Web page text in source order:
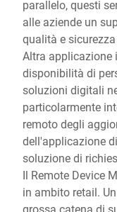
parallelo, questi
alle aziende un
qualità e
Altra applicazione
disponibilità di
soluzioni digitali
particolarmente
remoto degli
dell'applicazione
soluzione di
Il Remote Device
in ambito retail.
grossa catena di